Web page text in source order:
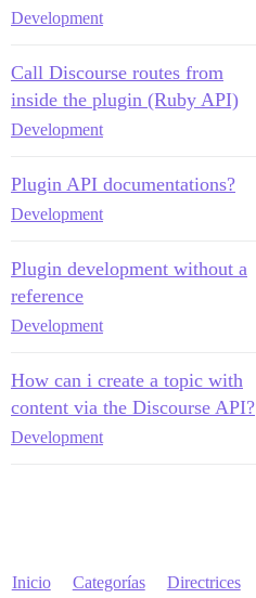
Development
Call Discourse routes from
inside the plugin (Ruby API)
Development
Plugin API documentations?
Development
Plugin development without a
reference
Development
How can i create a topic with
content via the Discourse API?
Development
Inicio Categorías Directrices